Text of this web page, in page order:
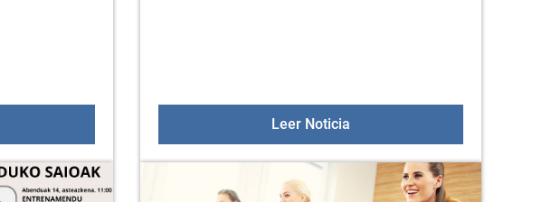
CON PROBLEMAS DE MOVILIDAD, PARA LA UTILIZACION DEL SERVICIO DE
SERVICIO DE COMIDA A DOMICILIO POSPONE SU INICIO
Leer Noticia